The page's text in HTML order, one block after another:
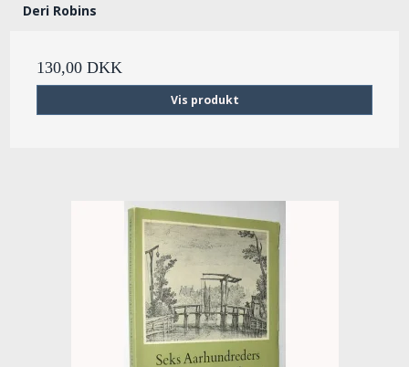
Deri Robins
130,00 DKK
Vis produkt